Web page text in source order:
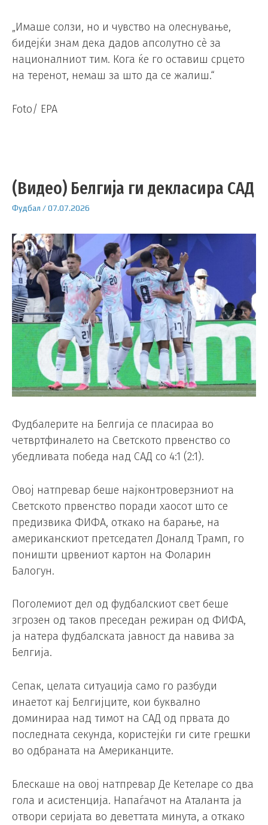
„Имаше солзи, но и чувство на олеснување,
бидејќи знам дека дадов апсолутно сè за
националниот тим. Кога ќе го оставиш срцето
на теренот, немаш за што да се жалиш.“
Foto/ EPA
(Видео) Белгија ги декласира САД
Фудбал /07.07.2026
Фудбалерите на Белгија се пласираа во
четвртфиналето на Светското првенство со
убедливата победа над САД со 4:1 (2:1).
Овој натпревар беше најконтроверзниот на
Светското првенство поради хаосот што се
предизвика ФИФА, откако на барање, на
американскиот претседател Доналд Трамп, го
поништи црвениот картон на Фоларин
Балогун.
Поголемиот дел од фудбалскиот свет беше
згрозен од таков преседан режиран од ФИФА,
ја натера фудбалската јавност да навива за
Белгија.
Сепак, целата ситуација само го разбуди
инаетот кај Белгијците, кои буквално
доминираа над тимот на САД од првата до
последната секунда, користејќи ги сите грешки
во одбраната на Американците.
Блескаше на овој натпревар Де Кетеларе со два
гола и асистенција. Напаѓачот на Аталанта ја
отвори серијата во деветтата минута, а откако